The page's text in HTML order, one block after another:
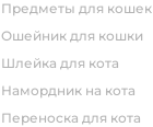
предметы для кошек
ошейник для кошки
шлейка для кота
намордник на кота
переноска для кота